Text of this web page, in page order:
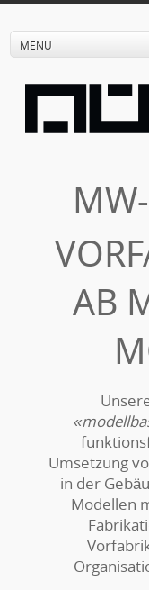
MENU
AB
Umsetzung
in der
Modellen